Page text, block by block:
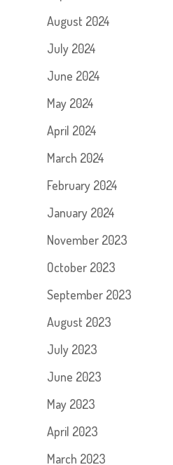
August 2024
July 2024
June 2024
May 2024
April 2024
March 2024
February 2024
January 2024
November 2023
October 2023
September 2023
August 2023
July 2023
June 2023
May 2023
April 2023
March 2023